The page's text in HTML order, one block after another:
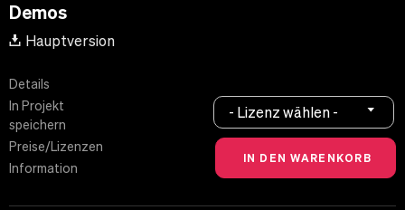
Demos
Hauptversion
Details
In Projekt
speichern
Preise/Lizenzen
Information
- Lizenz wählen -